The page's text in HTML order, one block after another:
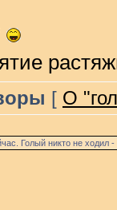
[ О
Голый никто не